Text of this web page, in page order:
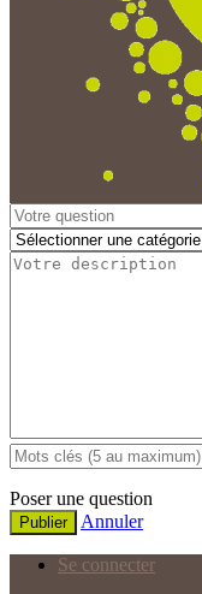
Poser une question
Publier Annuler
Se connecter